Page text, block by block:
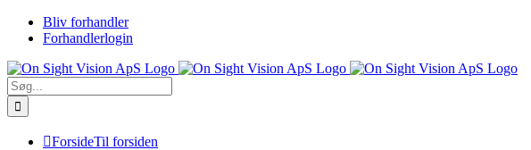
Skip
Bliv forhandler
Forhandlerlogin
Søg
efter:
ForsideTil forsiden